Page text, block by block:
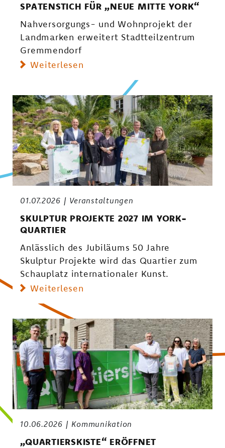
SPATENSTICH FÜR „NEUE MITTE YORK“
Nahversorgungs- und Wohnprojekt der
Landmarken erweitert Stadtteilzentrum
Gremmendorf
Weiterlesen
01.07.2026 Veranstaltungen
SKULPTUR PROJEKTE 2027 IM YORK-
QUARTIER
Anlässlich des Jubiläums 50 Jahre
Skulptur Projekte wird das Quartier zum
Schauplatz internationaler Kunst.
Weiterlesen
10.06.2026 Kommunikation
„QUARTIERSKISTE“ ERÖFFNET